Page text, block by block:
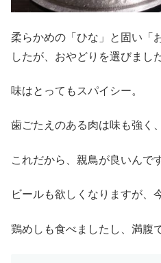
柔らかめの「ひな」と固い「
したが、おやどりを選びまし
味はとってもスパイシー。
歯ごたえのある肉は味も強く
これだから、親鳥が良いんで
ビールも欲しくなりますが、
鶏めしも食べましたし、満腹